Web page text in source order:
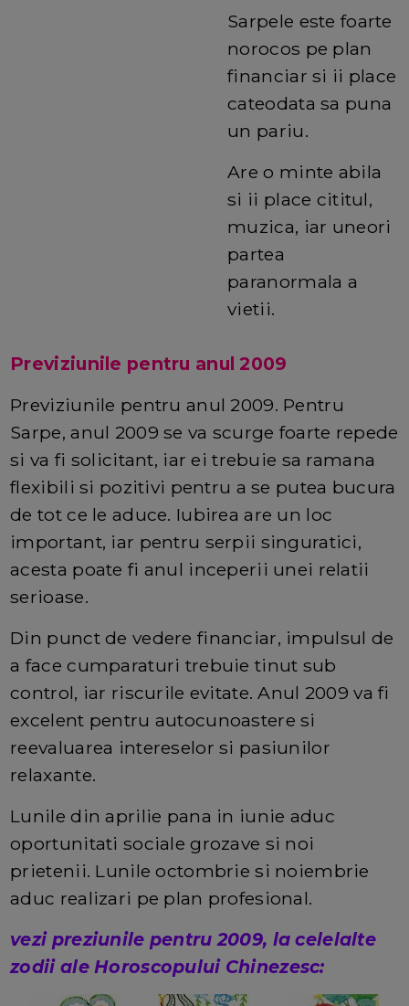
Sarpele este foarte
norocos pe plan
financiar si ii place
cateodata sa puna
un pariu.
Are o minte abila
si ii place cititul,
muzica, iar uneori
partea
paranormala a
vietii.
Previziunile pentru anul 2009
Previziunile pentru anul 2009. Pentru
Sarpe, anul 2009 se va scurge foarte repede
si va fi solicitant, iar ei trebuie sa ramana
flexibili si pozitivi pentru a se putea bucura
de tot ce le aduce. Iubirea are un loc
important, iar pentru serpii singuratici,
acesta poate fi anul inceperii unei relatii
serioase.
Din punct de vedere financiar, impulsul de
a face cumparaturi trebuie tinut sub
control, iar riscurile evitate. Anul 2009 va fi
excelent pentru autocunoastere si
reevaluarea intereselor si pasiunilor
relaxante.
Lunile din aprilie pana in iunie aduc
oportunitati sociale grozave si noi
prietenii. Lunile octombrie si noiembrie
aduc realizari pe plan profesional.
vezi preziunile pentru 2009, la celelalte
zodii ale Horoscopului Chinezesc: